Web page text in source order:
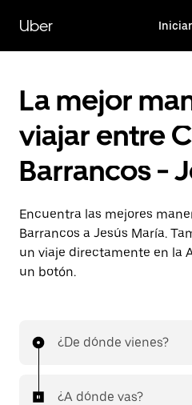
contenido
principal
Uber
La mejor
viajar entre
Barrancos -
Encuentra las mejores
Barrancos a Jesús María.
un viaje directamente en la
un botón.
¿De dónde vienes?
¿A dónde vas?